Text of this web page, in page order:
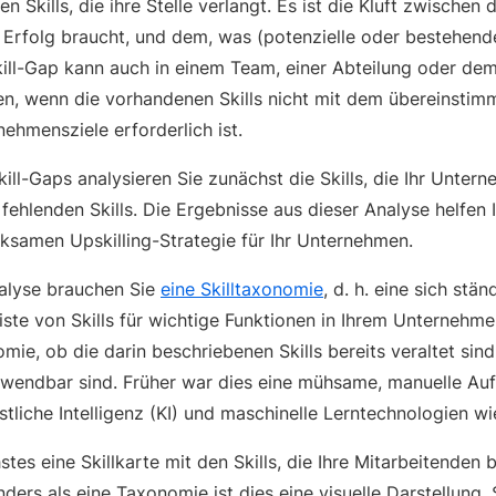
Skills, die ihre Stelle verlangt. Es ist die Kluft zwischen
braucht, und dem, was (potenzielle oder
Gap kann auch in einem Team, einer Abteilung oder
wenn die vorhandenen Skills nicht mit dem
erforderlich ist.
Gaps analysieren Sie zunächst die Skills, die Ihr
Skills. Die Ergebnisse aus dieser Analyse helfen
Upskilling-Strategie für Ihr Unternehmen.
brauchen Sie eine Skilltaxonomie, d. h. eine sich
von Skills für wichtige Funktionen in Ihrem
ob die darin beschriebenen Skills bereits veraltet
sind. Früher war dies eine mühsame, manuelle
Intelligenz (KI) und maschinelle Lerntechnologien
eine Skillkarte mit den Skills, die Ihre Mitarbeitenden